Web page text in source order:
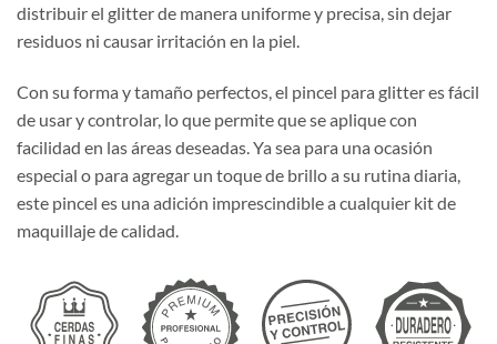
distribuir el glitter de manera uniforme y precisa, sin dejar
residuos ni causar irritación en la piel.
Con su forma y tamaño perfectos, el pincel para glitter es fácil
de usar y controlar, lo que permite que se aplique con
facilidad en las áreas deseadas. Ya sea para una ocasión
especial o para agregar un toque de brillo a su rutina diaria,
este pincel es una adición imprescindible a cualquier kit de
maquillaje de calidad.